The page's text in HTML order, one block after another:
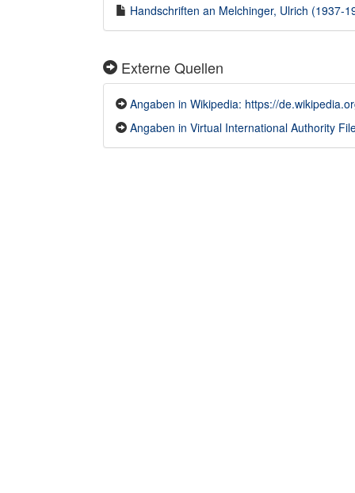
Handschriften an Melchinger, Ulrich (1937-
Externe Quellen
Angaben in Wikipedia: https://
Angaben in Virtual International Authority